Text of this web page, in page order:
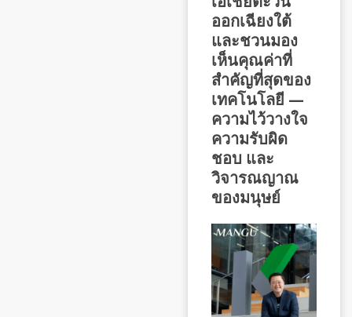
ออกเฉียงใต้
และชวนมอง
เห็นคุณค่าที่
สำคัญที่สุดของ
เทคโนโลยี —
ความไว้วางใจ
ความรับผิด
ชอบ และ
วิจารณญาณ
ของมนุษย์